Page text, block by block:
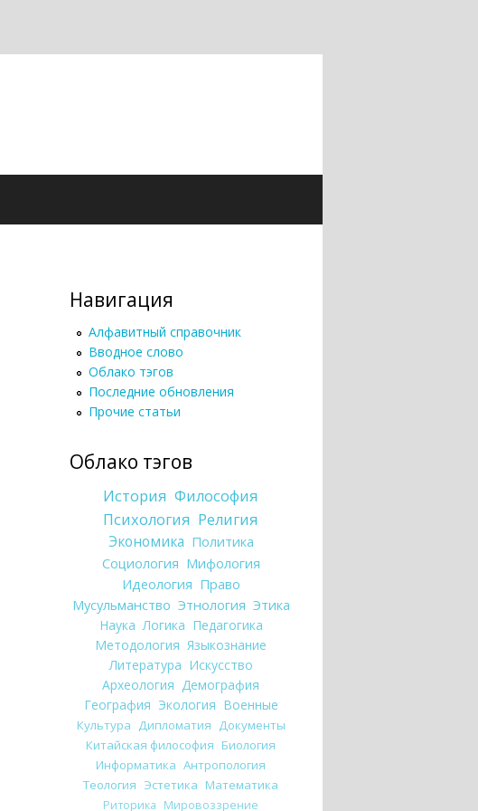
Навигация
Алфавитный справочник
Вводное слово
Облако тэгов
Последние обновления
Прочие статьи
Облако тэгов
История Философия
Психология Религия
Экономика Политика
Социология Мифология
Идеология Право
Мусульманство Этнология Этика
Наука Логика Педагогика
Методология Языкознание
Литература Искусство
Археология Демография
География Экология Военные
Культура Дипломатия Документы
Китайская философия Биология
Информатика Антропология
Теология Эстетика Математика
Риторика Мировоззрение